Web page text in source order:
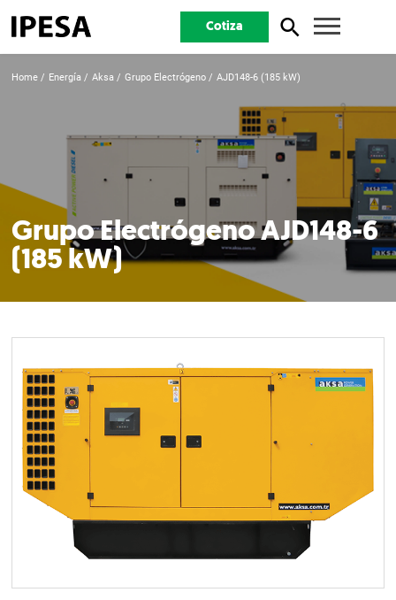
Cotiza
Home Energía Aksa Grupo Electrógeno AJD148-6 (185 kW)
Grupo Electrógeno AJD148-6
(185 kW)